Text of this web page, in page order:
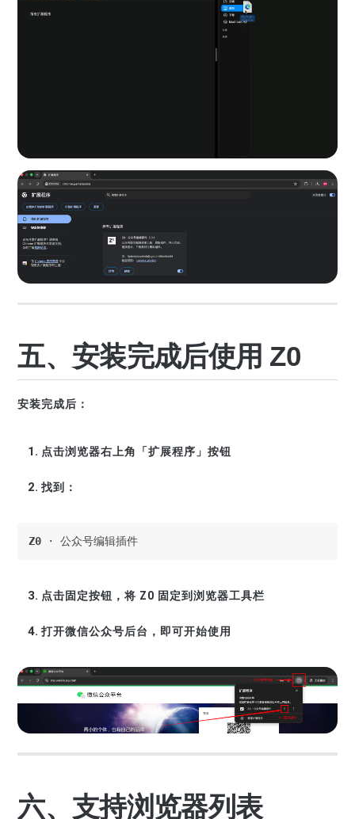
五、安装完成后使用 Z0
安装完成后：
点击浏览器右上角「扩展程序」按钮
找到：
Z0 · 公众号编辑插件
点击固定按钮，将 Z0 固定到浏览器工具栏
打开微信公众号后台，即可开始使用
六、支持浏览器列表